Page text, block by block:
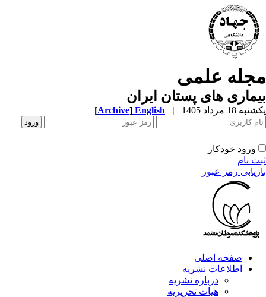
علمی
های پستان ایران
18 مرداد 1405 |
English
[Archive]
ورود خودکار
نام
رمز عبور
صفحه اصلی
اطلاعات نشریه
درباره نشریه
هیات تحریریه